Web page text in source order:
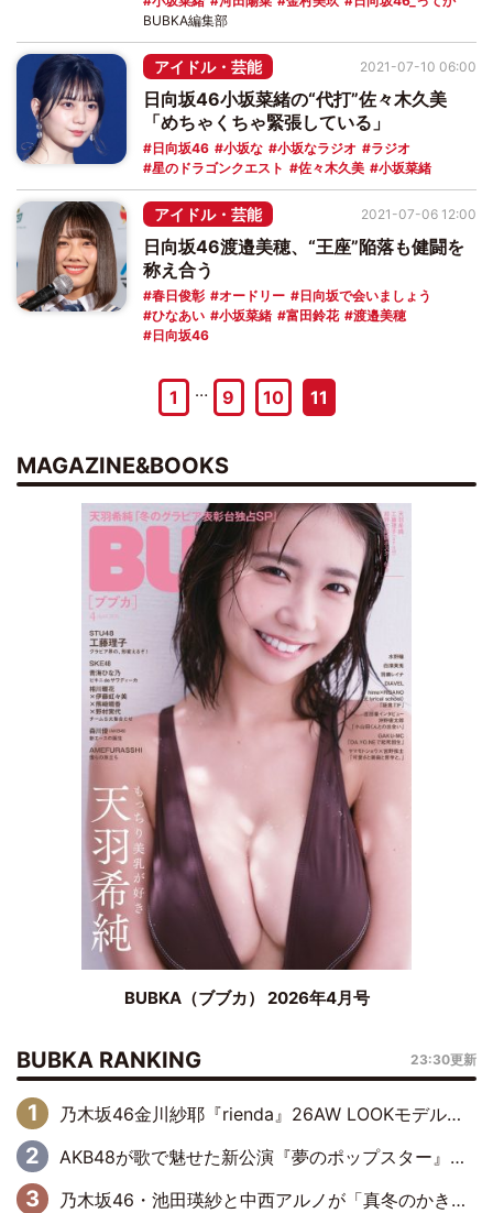
BUBKA編集部
アイドル・芸能
日向坂46小坂菜緒の“代打”佐々木久美
「めちゃくちゃ緊張している」
日向坂46 小坂な 小坂なラジオ
ラジオ
星のドラゴンクエスト
佐々木久美 小坂菜緒
2021-07-10 06:00
アイドル・芸能
日向坂46渡邉美穂、“王座”陥落も健闘を
称え合う
春日俊彰 オードリー
日向坂で会いましょう
ひなあい
小坂菜緒 富田鈴花
渡邉美穂
日向坂46
2021-07-06 12:00
1 … 9 10 11
MAGAZINE&BOOKS
BUBKA（ブブカ） 2026年4月号
BUBKA RANKING 23:30更新
乃木坂46金川紗耶『rienda』26AW LOOKモデルに就任
AKB48が歌で魅せた新公演『夢のポップスター』 初日から全身全霊のステージ
乃木坂46・池田瑛紗と中西アルノが「真冬のかき氷」騒動で火花散らす！ 因縁の裏にあるのは、逆境をともに“凌”ぐ似た者同士の絆